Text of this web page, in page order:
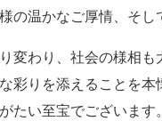
の温かなご厚情、そ
変わり、社会の様相
彩りを添えることを
たい至宝でございます。